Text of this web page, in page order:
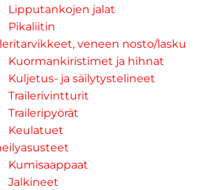
Lipputankojen jalat
Pikaliitin
veneen nosto/lasku
Kuormankiristimet ja hihnat
Kuljetus- ja säilytystelineet
Trailerivintturit
Traileripyörät
Keulatuet
Kumisaappaat
Jalkineet